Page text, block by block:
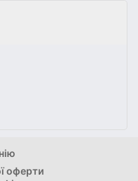
оферти